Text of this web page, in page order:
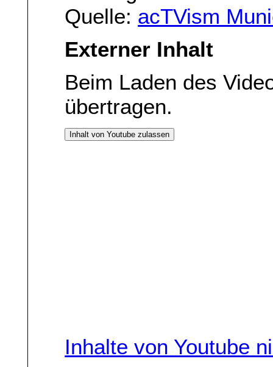
Quelle: acTVism
Externer Inhalt
Beim Laden des
übertragen.
Inhalt von Youtube zulassen
Inhalte von Youtube